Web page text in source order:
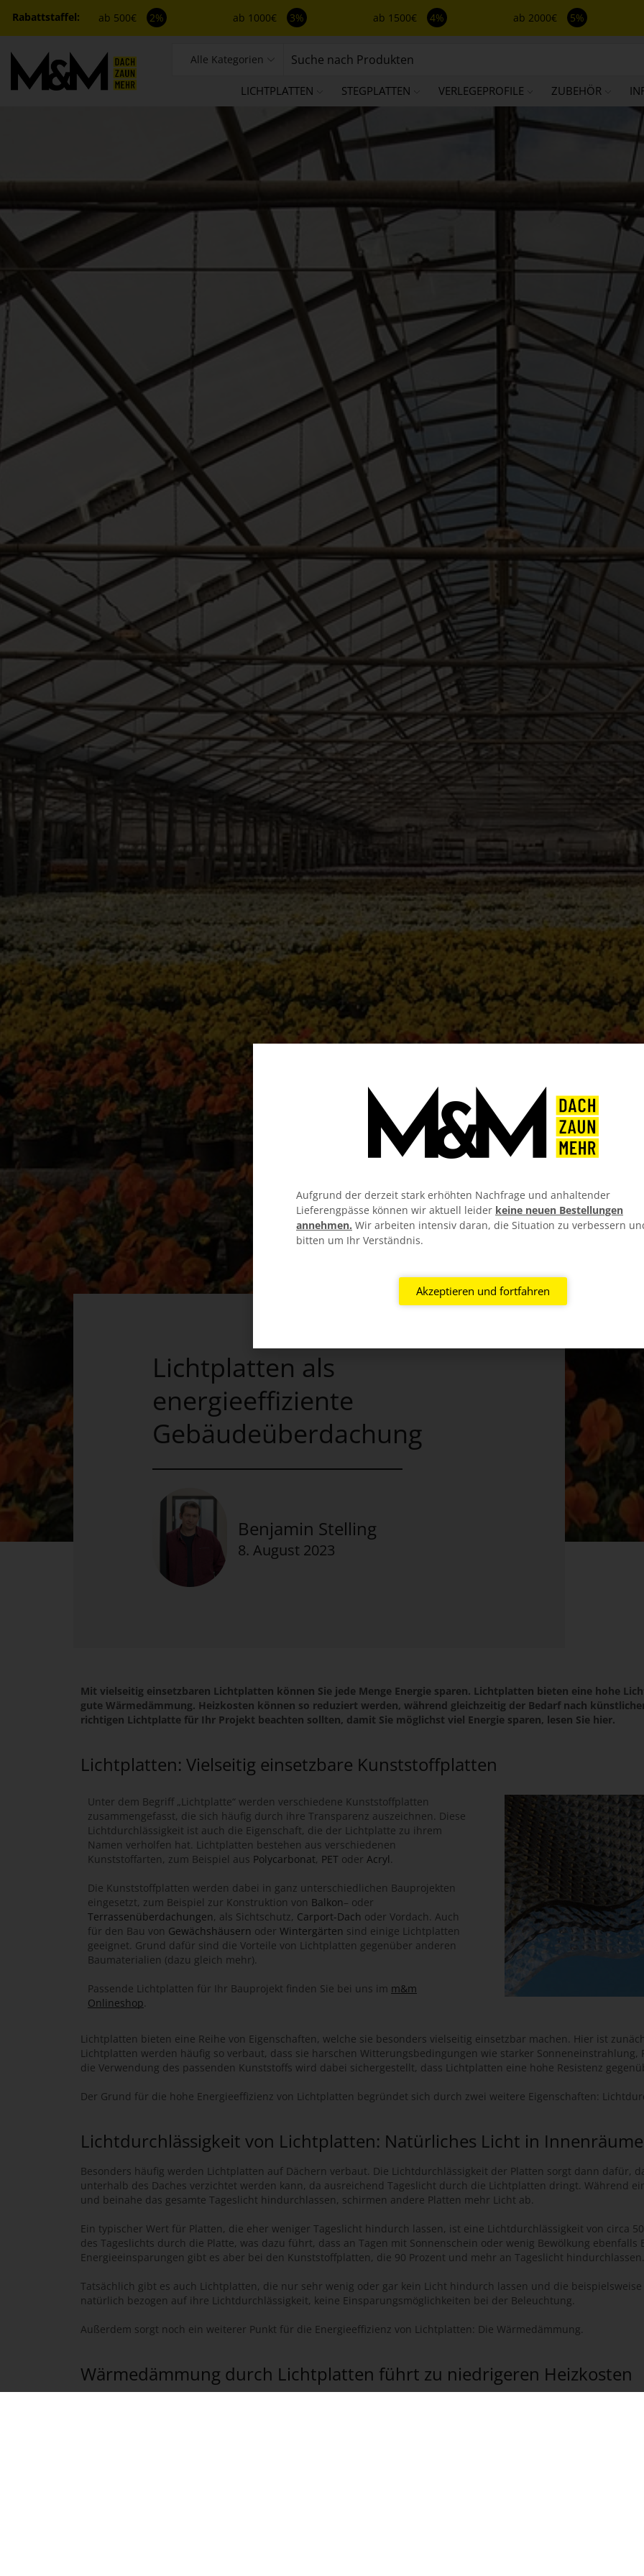
ab 500€ 2% ab 1000€ 3% ab 1500€ 4% ab 2000€ 5%
Alle Kategorien
LICHTPLATTEN STEGPLATTEN VERLEGEPROFILE ZUBEHÖR
Lichtplatten als
energieeffiziente
Gebäudeüberdachung
Benjamin Stelling
8. August 2023
Mit vielseitig einsetzbaren Lichtplatten können Sie jede Menge Energie sparen. Lichtplatten bieten eine hohe
gute Wärmedämmung. Heizkosten können so reduziert werden, während gleichzeitig der Bedarf nach
richtigen Lichtplatte für Ihr Projekt beachten sollten, damit Sie möglichst viel Energie sparen, lesen Sie hier.
Lichtplatten: Vielseitig einsetzbare Kunststoffplatten
Unter dem Begriff „Lichtplatte“ werden verschiedene Kunststoffplatten
zusammengefasst, die sich häufig durch ihre Transparenz auszeichnen. Diese
Lichtdurchlässigkeit ist auch die Eigenschaft, die der Lichtplatte zu ihrem
Namen verholfen hat. Lichtplatten bestehen aus verschiedenen
Kunststoffarten, zum Beispiel aus Polycarbonat, PET oder Acryl.
Die Kunststoffplatten werden dabei in ganz unterschiedlichen Bauprojekten
eingesetzt, zum Beispiel zur Konstruktion von Balkon– oder
Terrassenüberdachungen, als Sichtschutz, Carport-Dach oder Vordach. Auch
für den Bau von Gewächshäusern oder Wintergärten sind einige Lichtplatten
geeignet. Grund dafür sind die Vorteile von Lichtplatten gegenüber anderen
Baumaterialien (dazu gleich mehr).
Passende Lichtplatten für Ihr Bauprojekt finden Sie bei uns im m&m
Onlineshop.
Lichtplatten bieten eine Reihe von Eigenschaften, welche sie besonders vielseitig einsetzbar machen. Hier ist
Lichtplatten werden häufig so verbaut, dass sie harschen Witterungsbedingungen wie starker Sonneneinstrahlung,
die Verwendung des passenden Kunststoffs wird dabei sichergestellt, dass Lichtplatten eine hohe Resistenz
Der Grund für die hohe Energieeffizienz von Lichtplatten begründet sich durch zwei weitere Eigenschaften:
Lichtdurchlässigkeit von Lichtplatten: Natürliches Licht in
Besonders häufig werden Lichtplatten auf Dächern verbaut. Die Lichtdurchlässigkeit der Platten sorgt dann dafür,
unterhalb des Daches verzichtet werden kann, da ausreichend Tageslicht durch die Lichtplatten dringt. Während
und beinahe das gesamte Tageslicht hindurchlassen, schirmen andere Platten mehr Licht ab.
Ein typischer Wert für Platten, die eher weniger Tageslicht hindurch lassen, ist eine Lichtdurchlässigkeit von circa
des Tageslichts durch die Platte, was dazu führt, dass an Tagen mit Sonnenschein oder wenig Bewölkung
Energieeinsparungen gibt es aber bei den Kunststoffplatten, die 90 Prozent und mehr an Tageslicht hindurchlassen.
Tatsächlich gibt es auch Lichtplatten, die nur sehr wenig oder gar kein Licht hindurch lassen und die
natürlich bezogen auf ihre Lichtdurchlässigkeit, keine Einsparungsmöglichkeiten bei der Beleuchtung.
Außerdem sorgt noch ein weiterer Punkt für die Energieeffizienz von Lichtplatten: Die Wärmedämmung.
Wärmedämmung durch Lichtplatten führt zu niedrigeren Heizkosten
Aufgrund der derzeit stark erhöhten Nachfrage und anhaltender
Lieferengpässe können wir aktuell leider keine neuen Bestellungen
annehmen. Wir arbeiten intensiv daran, die Situation zu verbessern
bitten um Ihr Verständnis.
Akzeptieren und fortfahren